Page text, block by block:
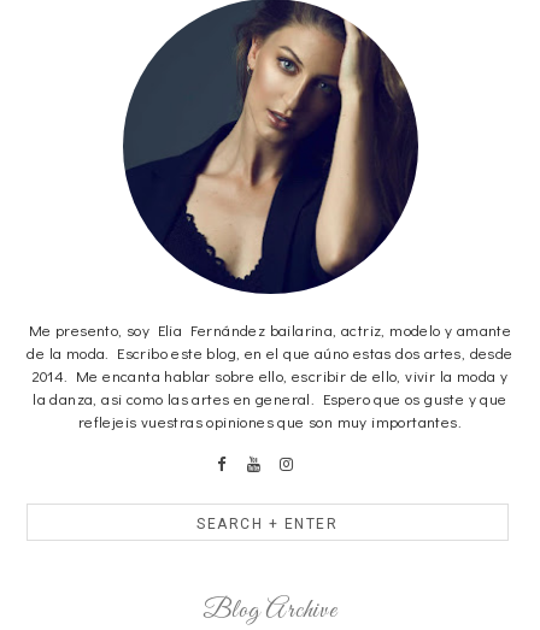
Me presento, soy Elia Fernández bailarina, actriz, modelo y amante
de la moda. Escribo este blog, en el que aúno estas dos artes, desde
2014. Me encanta hablar sobre ello, escribir de ello, vivir la moda y
la danza, asi como las artes en general. Espero que os guste y que
reflejeis vuestras opiniones que son muy importantes.
Blog Archive